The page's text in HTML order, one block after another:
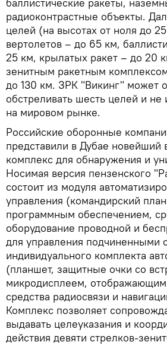
радиоконтрастные объекты.
целей (на высотах от ноля до
вертолетов – до 65 км,
25 км, крылатых ракет – до 20
зенитным ракетным
до 130 км. ЗРК "Викинг" может
обстреливать шесть целей и не
на мировом рынке.
Российские оборонные
представили в Дубае новейший
комплекс для обнаружения и
Носимая версия пензенского
состоит из модуля
управления (командирский
программным обеспечением,
оборудование проводной и
для управления подчиненными
индивидуального комплекта
(планшет, защитные очки со
микродисплеем,
средства радиосвязи и
Комплекс позволяет
выдавать целеуказания и
действия девяти стрелков-